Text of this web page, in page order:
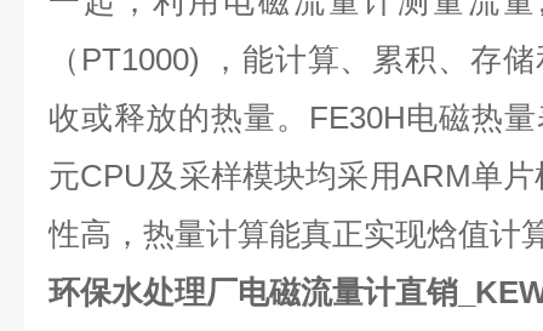
（ PT1000)
，能计算、累积、存
收或释放的热量。 FE30H电磁热
元CPU及采样模块均采用ARM单片
性高，热量计算能真正实现焓值计
环保水处理厂电磁流量计直销